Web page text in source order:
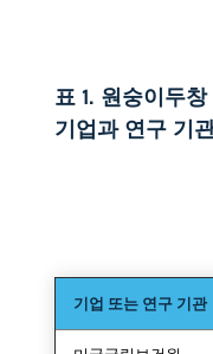
표 1. 원숭이두
기업과 연구 기
기업 또는 연구 기관